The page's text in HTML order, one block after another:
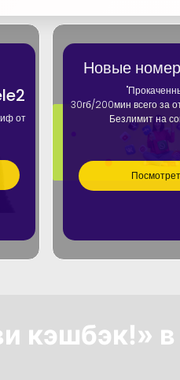
от
Новые
30гб/200мин всего за
Безлимит на
кэшбэк!» в